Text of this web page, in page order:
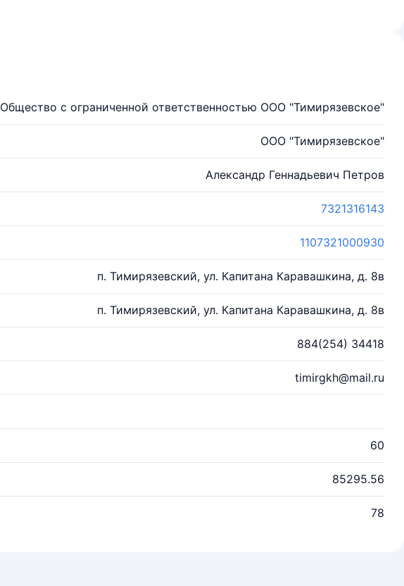
Общество с ограниченной ответственностью ООО "Тимирязевское"
ООО "Тимирязевское"
Александр Геннадьевич Петров
7321316143
1107321000930
п. Тимирязевский, ул. Капитана Каравашкина, д. 8в
п. Тимирязевский, ул. Капитана Каравашкина, д. 8в
884(254) 34418
timirgkh@mail.ru
60
85295.56
78